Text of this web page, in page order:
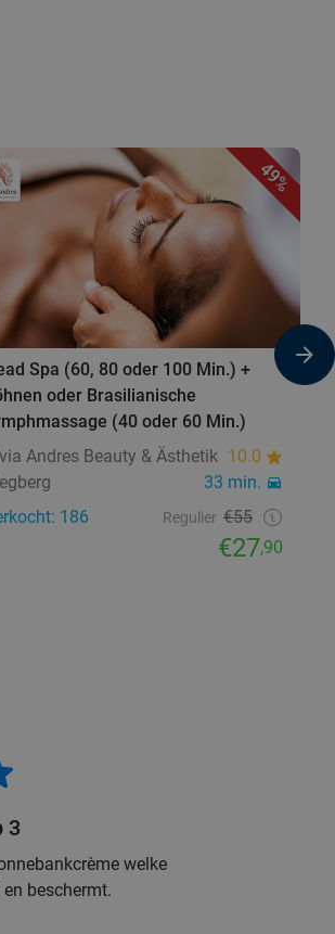
49%
Spa (60, 80 oder 100 Min.) +
oder Brasilianische
(40 oder 60 Min.)
Andres Beauty & Ästhetik 10.0
33 min.
186
Regulier €55
€27,90
3
welke
beschermt.